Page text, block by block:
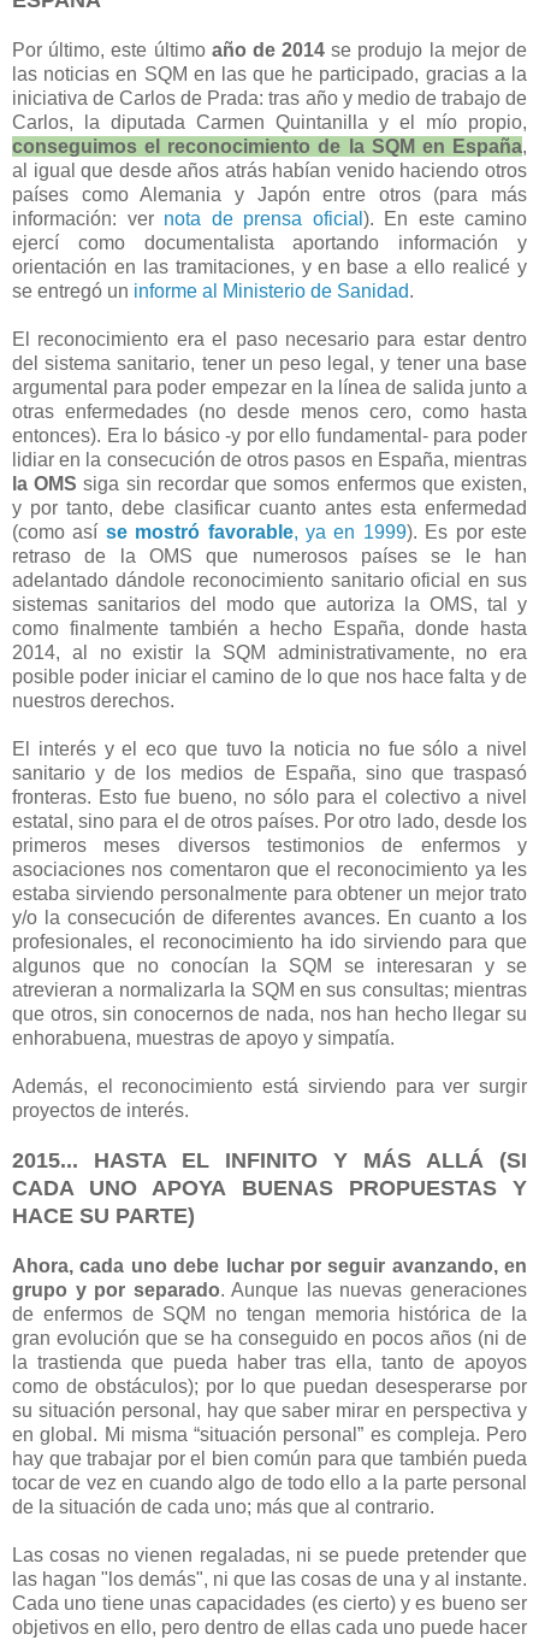
Por último, este último año de 2014 se produjo la mejor de
las noticias en SQM en las que he participado, gracias a la
iniciativa de Carlos de Prada: tras año y medio de trabajo de
Carlos, la diputada Carmen Quintanilla y el mío propio,
conseguimos el reconocimiento de la SQM en España,
al igual que desde años atrás habían venido haciendo otros
países como Alemania y Japón entre otros (para más
información: ver nota de prensa oficial ). En este camino
ejercí como documentalista aportando información y
orientación en las tramitaciones, y en base a ello realicé y
se entregó un informe al Ministerio de Sanidad.
El reconocimiento era el paso necesario para estar dentro
del sistema sanitario, tener un peso legal, y tener una base
argumental para poder empezar en la línea de salida junto a
otras enfermedades (no desde menos cero, como hasta
entonces). Era lo básico -y por ello fundamental- para poder
lidiar en la consecución de otros pasos en España, mientras
la OMS siga sin recordar que somos enfermos que existen,
y por tanto, debe clasificar cuanto antes esta enfermedad
(como así se mostró favorable, ya en 1999). Es por este
retraso de la OMS que numerosos países se le han
adelantado dándole reconocimiento sanitario oficial en sus
sistemas sanitarios del modo que autoriza la OMS, tal y
como finalmente también a hecho España, donde hasta
2014, al no existir la SQM administrativamente, no era
posible poder iniciar el camino de lo que nos hace falta y de
nuestros derechos.
El interés y el eco que tuvo la noticia no fue sólo a nivel
sanitario y de los medios de España, sino que traspasó
fronteras. Esto fue bueno, no sólo para el colectivo a nivel
estatal, sino para el de otros países. Por otro lado, desde los
primeros meses diversos testimonios de enfermos y
asociaciones nos comentaron que el reconocimiento ya les
estaba sirviendo personalmente para obtener un mejor trato
y/o la consecución de diferentes avances. En cuanto a los
profesionales, el reconocimiento ha ido sirviendo para que
algunos que no conocían la SQM se interesaran y se
atrevieran a normalizarla la SQM en sus consultas; mientras
que otros, sin conocernos de nada, nos han hecho llegar su
enhorabuena, muestras de apoyo y simpatía.
Además, el reconocimiento está sirviendo para ver surgir
proyectos de interés.
2015... HASTA EL INFINITO Y MÁS ALLÁ (SI
CADA UNO APOYA BUENAS PROPUESTAS Y
HACE SU PARTE)
Ahora, cada uno debe luchar por seguir avanzando, en
grupo y por separado. Aunque las nuevas generaciones
de enfermos de SQM no tengan memoria histórica de la
gran evolución que se ha conseguido en pocos años (ni de
la trastienda que pueda haber tras ella, tanto de apoyos
como de obstáculos); por lo que puedan desesperarse por
su situación personal, hay que saber mirar en perspectiva y
en global. Mi misma “situación personal” es compleja. Pero
hay que trabajar por el bien común para que también pueda
tocar de vez en cuando algo de todo ello a la parte personal
de la situación de cada uno; más que al contrario.
Las cosas no vienen regaladas, ni se puede pretender que
las hagan "los demás", ni que las cosas de una y al instante.
Cada uno tiene unas capacidades (es cierto) y es bueno ser
objetivos en ello, pero dentro de ellas cada uno puede hacer